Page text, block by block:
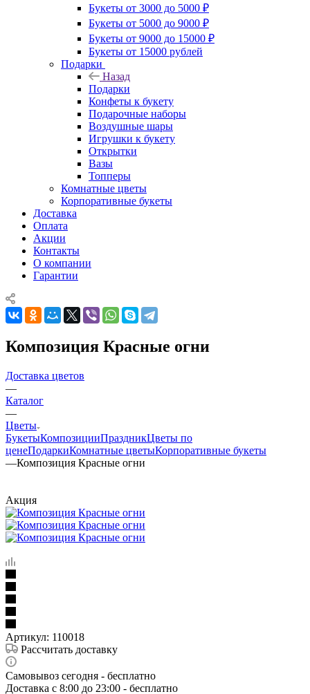
Букеты от 3000 до 5000 ₽
Букеты от 5000 до 9000 ₽
Букеты от 9000 до 15000 ₽
Букеты от 15000 рублей
Подарки
Назад
Подарки
Конфеты к букету
Подарочные наборы
Воздушные шары
Игрушки к букету
Открытки
Вазы
Топперы
Комнатные цветы
Корпоративные букеты
Доставка
Оплата
Акции
Контакты
О компании
Гарантии
Композиция Красные огни
Доставка цветов
—
Каталог
—
Цветы
БукетыКомпозицииПраздникЦветы по
ценеПодаркиКомнатные цветыКорпоративные букеты
—Композиция Красные огни
Акция
Артикул: 110018
Рассчитать доставку
Самовывоз сегодня - бесплатно
Доставка c 8:00 до 23:00 - бесплатно